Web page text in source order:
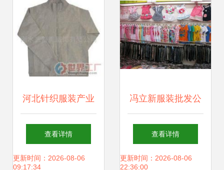
河北针织服装产业
从帽衫、卫衣到男
装女上装的批发新
查看详情
更新时间：2026-08-06
09:17:34
冯立新服装批发公
司简介
查看详情
更新时间：2026-08-06
22:36:00